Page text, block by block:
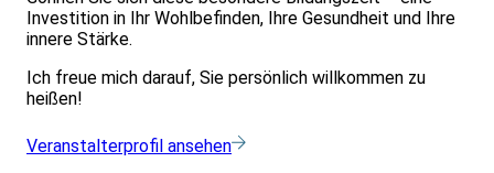
Investition in Ihr Wohlbefinden, Ihre Gesundheit und Ihre
innere Stärke.
Ich freue mich darauf, Sie persönlich willkommen zu
heißen!
Veranstalterprofil ansehen